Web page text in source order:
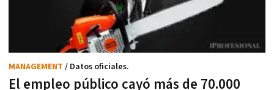
El empleo público cayó más de 70.000
MANAGEMENT / Datos oficiales.